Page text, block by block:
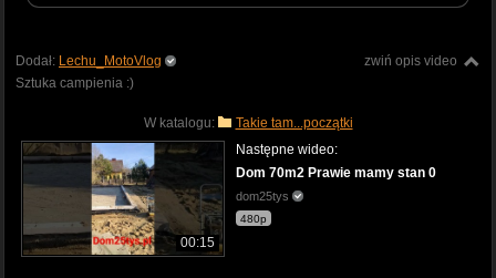
zwiń opis video
Dodał: Lechu_MotoVlog
Sztuka campienia :)
W katalogu: Takie tam...początki
00:15
Następne wideo:
Dom 70m2 Prawie mamy stan 0
dom25tys
480p